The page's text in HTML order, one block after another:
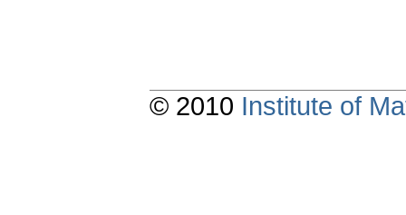
© 2010 Institute of